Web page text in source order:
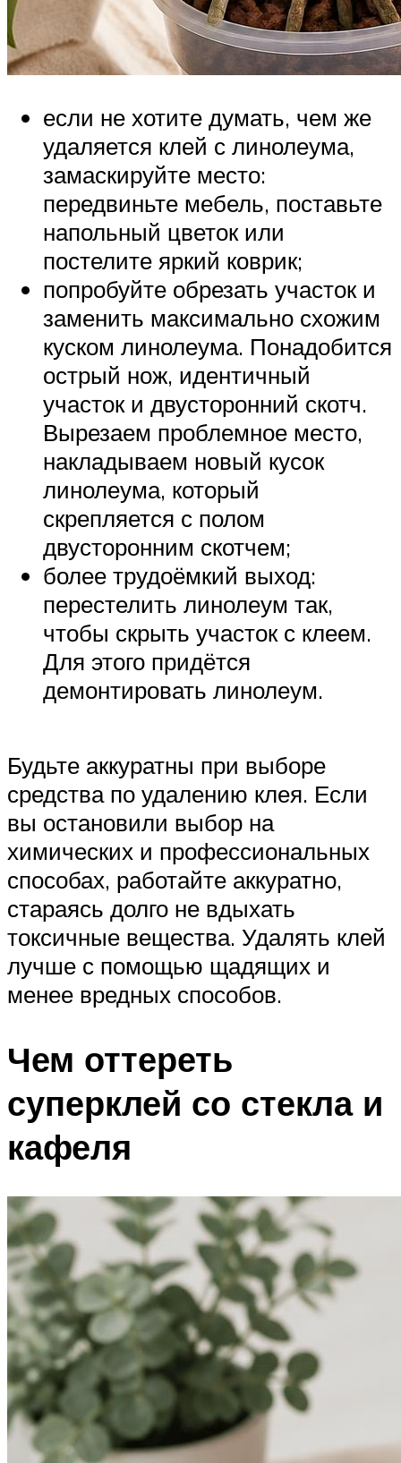
если не хотите думать, чем же
удаляется клей с линолеума,
замаскируйте место:
передвиньте мебель, поставьте
напольный цветок или
постелите яркий коврик;
попробуйте обрезать участок и
заменить максимально схожим
куском линолеума. Понадобится
острый нож, идентичный
участок и двусторонний скотч.
Вырезаем проблемное место,
накладываем новый кусок
линолеума, который
скрепляется с полом
двусторонним скотчем;
более трудоёмкий выход:
перестелить линолеум так,
чтобы скрыть участок с клеем.
Для этого придётся
демонтировать линолеум.
Будьте аккуратны при выборе
средства по удалению клея. Если
вы остановили выбор на
химических и профессиональных
способах, работайте аккуратно,
стараясь долго не вдыхать
токсичные вещества. Удалять клей
лучше с помощью щадящих и
менее вредных способов.
Чем оттереть
суперклей со стекла и
кафеля